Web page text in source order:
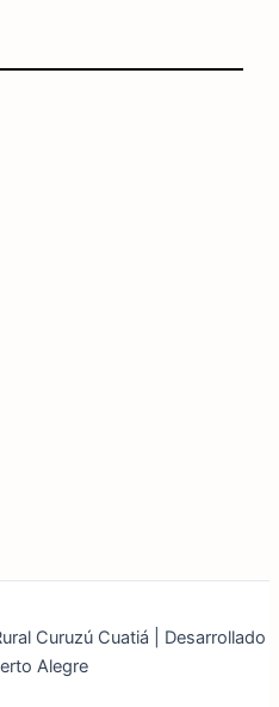
Curuzú Cuatiá | Desarrollado
Alegre